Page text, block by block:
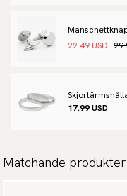
22.49 USD
17.99 USD
Matchande produkter